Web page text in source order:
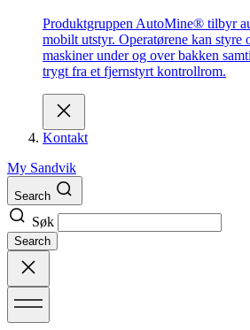
Produktgruppen AutoMine® tilbyr
mobilt utstyr. Operatørene kan styre
maskiner under og over bakken
trygt fra et fjernstyrt kontrollrom.
Kontakt
My Sandvik
Search
Søk
Search